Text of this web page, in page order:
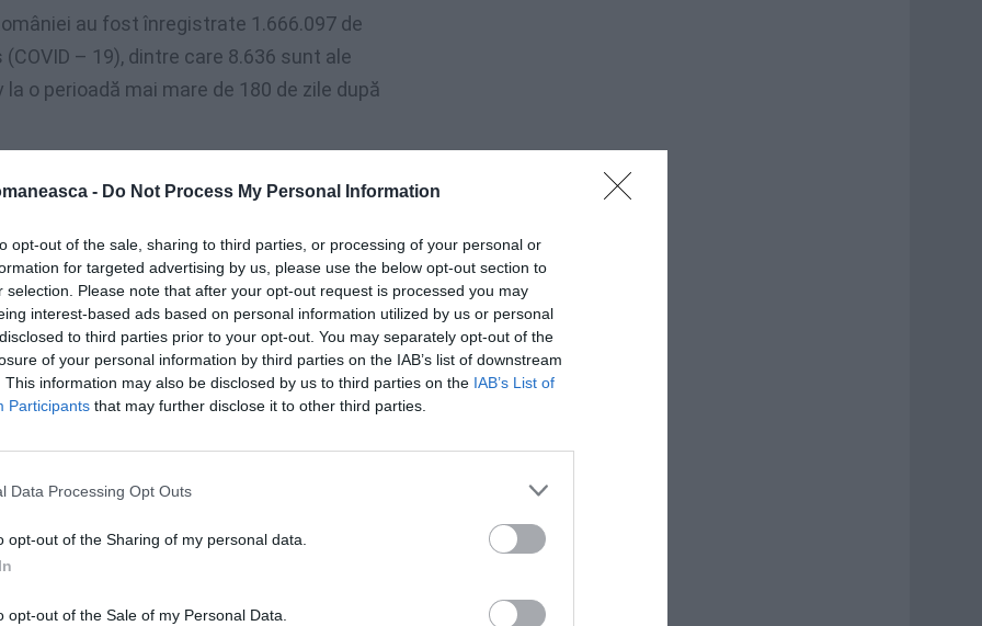
- Do Not Process My Personal Information
opt-out of the sale, sharing to third parties, or processing of your personal or
for targeted advertising by us, please use the below opt-out section to
selection. Please note that after your opt-out request is processed you may
interest-based ads based on personal information utilized by us or personal
to third parties prior to your opt-out. You may separately opt-out of the
of your personal information by third parties on the IAB’s list of downstream
This information may also be disclosed by us to third parties on the IAB’s List of
Participants that may further disclose it to other third parties.
Data Processing Opt Outs
opt-out of the Sharing of my personal data.
opt-out of the Sale of my Personal Data.
au fost înregistrate 1.666.097 de
– 19), dintre care 8.636 sunt ale
o perioadă mai mare de 180 de zile după
11.073 de cazuri noi de persoane
mare de 180 de zile după prima